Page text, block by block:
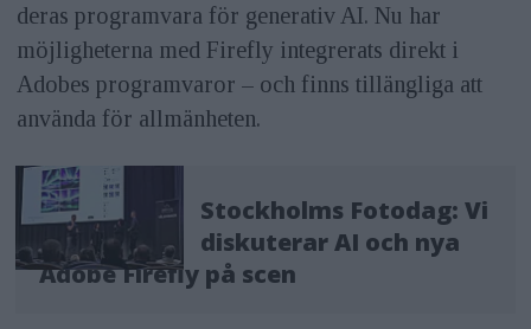
deras programvara för generativ AI. Nu har
möjligheterna med Firefly integrerats direkt i
Adobes programvaror – och finns tillängliga att
använda för allmänheten.
Stockholms Fotodag: Vi
diskuterar AI och nya
Adobe Firefly på scen